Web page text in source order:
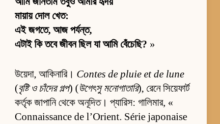
মায়ায় দোল খেত:
এই জগতে, আজ পর্যন্ত,
এটাই কি তবে জীবন ছিল যা আমি বেঁচেছি? »
উয়েদা, আকিনারি। Contes de pluie et de lune
(বৃষ্টি ও চাঁদের গল্প) (উগেৎসু মনোগাতারি), রেনে সিয়েফার্ট
কর্তৃক জাপানি থেকে অনূদিত। প্যারিস: গালিমার, «
Connaissance de l’Orient. Série japonaise